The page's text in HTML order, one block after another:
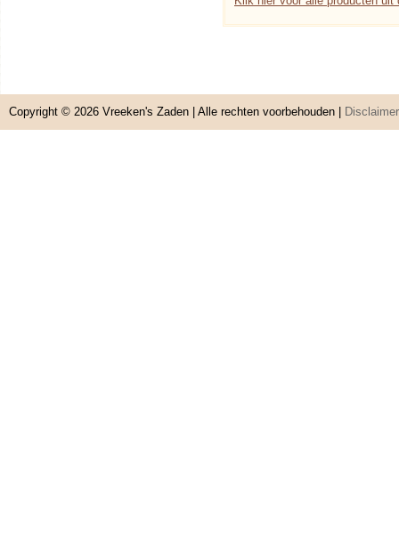
Copyright © 2026 Vreeken's Zaden | Alle rechten voorbehouden | Disclaimer